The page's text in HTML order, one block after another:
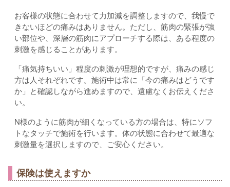
お客様の状態に合わせて力加減を調整しますので、我慢で
きないほどの痛みはありません。ただし、筋肉の緊張が強
い部位や、深層の筋肉にアプローチする際は、ある程度の
刺激を感じることがあります。
「痛気持ちいい」程度の刺激が理想的ですが、痛みの感じ
方は人それぞれです。施術中は常に「今の痛みはどうです
か」と確認しながら進めますので、遠慮なくお伝えくださ
い。
N様のように筋肉が細くなっている方の場合は、特にソフ
トなタッチで施術を行います。体の状態に合わせて最適な
刺激量を選択しますので、ご安心ください。
保険は使えますか